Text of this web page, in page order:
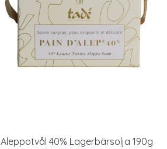
Aleppotvål 40% Lagerbärsolja 190g